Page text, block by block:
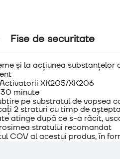
Fise de securitate
și la acțiunea substanțelor
XK205/XK206
minute
pe substratul de
2 straturi cu timp de
atinge după ce s-a răcit,
stratului recomandat
COV al acestui produs, în